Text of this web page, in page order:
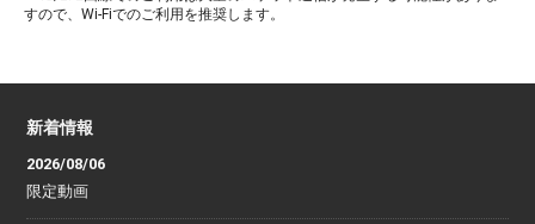
すので、Wi-Fiでのご利用を推奨します。
新着情報
2026/08/06
限定動画